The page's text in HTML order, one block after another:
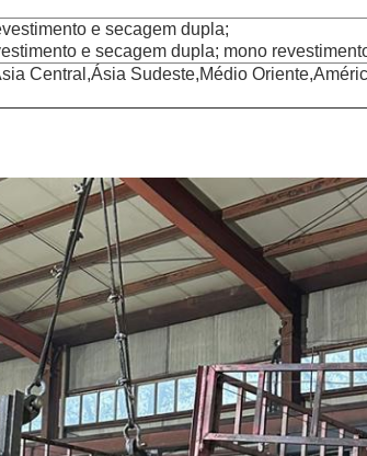
e secagem dupla;
e secagem dupla; mono
Central,Ásia Sudeste,Médio